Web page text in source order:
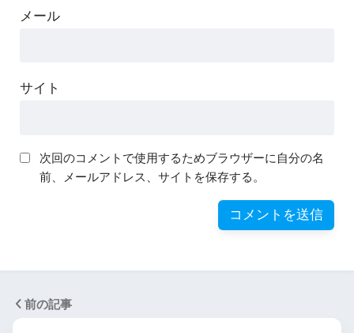
メール
サイト
次回のコメントで使用するためブラウザーに自分の名
前、メールアドレス、サイトを保存する。
前の記事